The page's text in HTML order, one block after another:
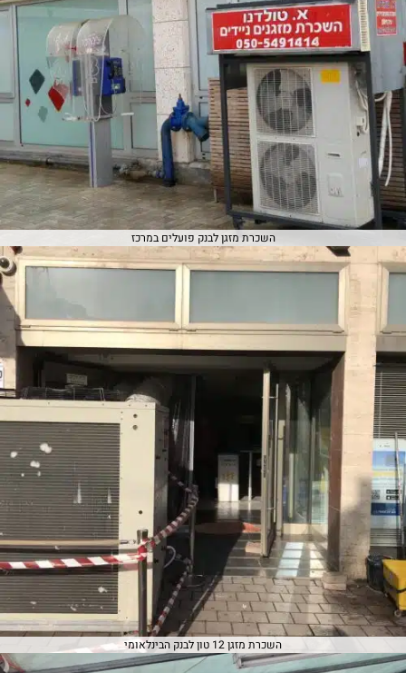
השכרת מזגן לבנק פועלים במרכז
השכרת מזגן 12 טון לבנק הבינלאומי